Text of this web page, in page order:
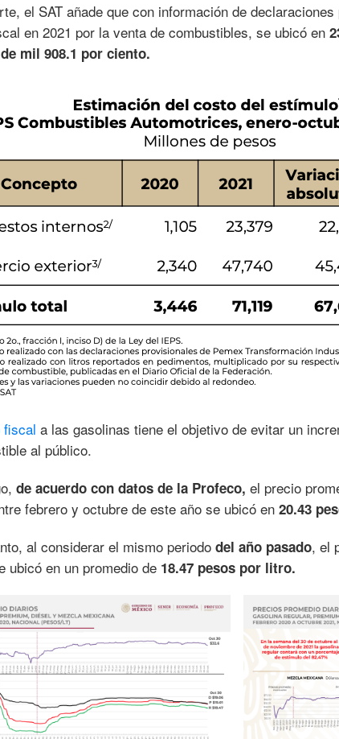
el SAT añade que con información de
en 2021 por la venta de combustibles, se ubicó en
mil 908.1 por ciento.
fiscal a las gasolinas tiene el objetivo de evitar un
al público.
de acuerdo con datos de la Profeco, el precio
febrero y octubre de este año se ubicó en 20.43
al considerar el mismo periodo del año pasado, el
ubicó en un promedio de 18.47 pesos por litro.